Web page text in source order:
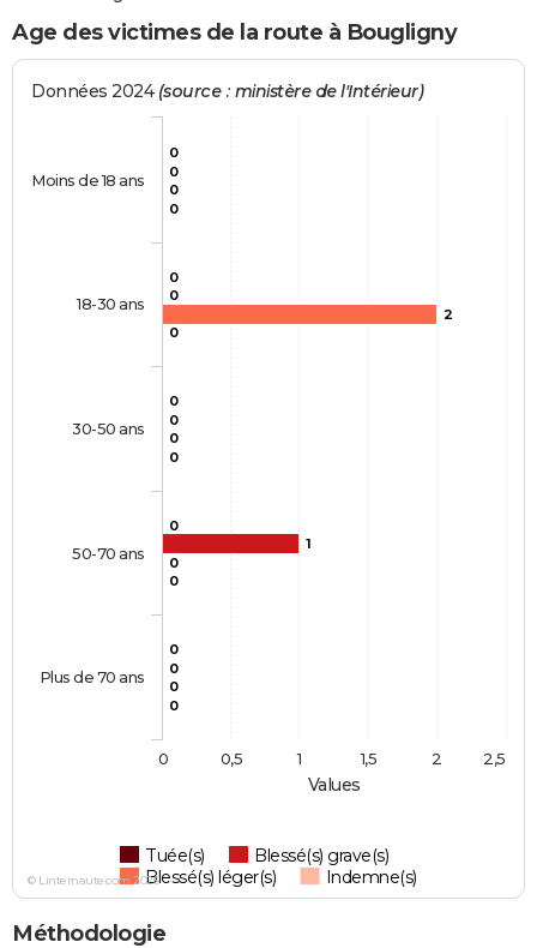
Age des victimes de la route à Bougligny
Values
Données 2024 (source : ministère de l'Intérieur)
0
0
0
0
0
0
0
0
1
0
0
2
0
0
0
0
0
0
0
0
Tuée(s)
Blessé(s) grave(s)
Blessé(s) léger(s)
Indemne(s)
Moins de 18 ans
18-30 ans
30-50 ans
50-70 ans
Plus de 70 ans
0 0,5 1 1,5 2 2,5
© Linternaute.com 2026
Méthodologie